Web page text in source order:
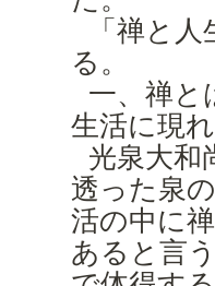
「禅と
る。
一、禅と
生活に現
光泉大和
透った泉
活の中に
あると言